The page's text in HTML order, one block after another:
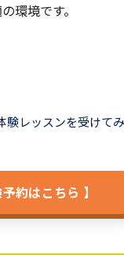
環境です。
験レッスンを受けて
約はこちら 】